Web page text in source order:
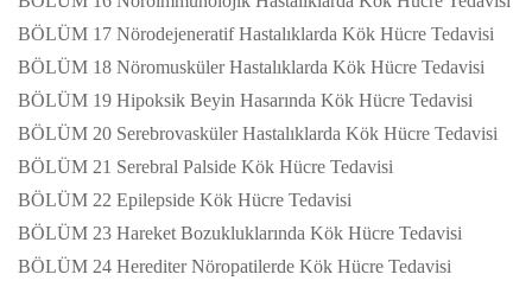
BÖLÜM 17 Nörodejeneratif Hastalıklarda Kök Hücre Tedavisi
BÖLÜM 18 Nöromusküler Hastalıklarda Kök Hücre Tedavisi
BÖLÜM 19 Hipoksik Beyin Hasarında Kök Hücre Tedavisi
BÖLÜM 20 Serebrovasküler Hastalıklarda Kök Hücre Tedavisi
BÖLÜM 21 Serebral Palside Kök Hücre Tedavisi
BÖLÜM 22 Epilepside Kök Hücre Tedavisi
BÖLÜM 23 Hareket Bozukluklarında Kök Hücre Tedavisi
BÖLÜM 24 Herediter Nöropatilerde Kök Hücre Tedavisi